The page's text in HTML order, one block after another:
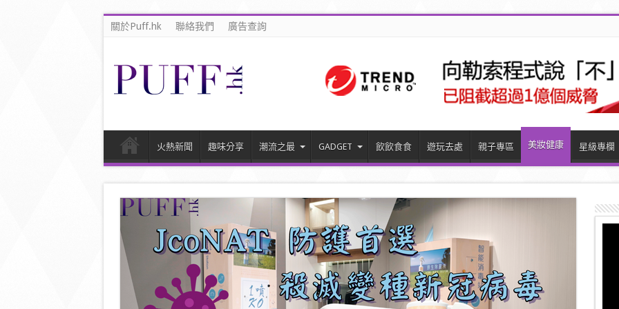
關於Puff.hk 聯絡我們 廣告查詢
火熱新聞 趣味分享 潮流之最 GADGET 飲飲食食 遊玩去處 親子專區 美妝健康 星級專欄